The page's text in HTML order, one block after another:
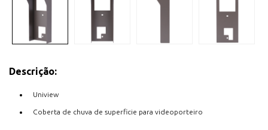
Descrição:
Uniview
Coberta de chuva de superficie para videoporteiro